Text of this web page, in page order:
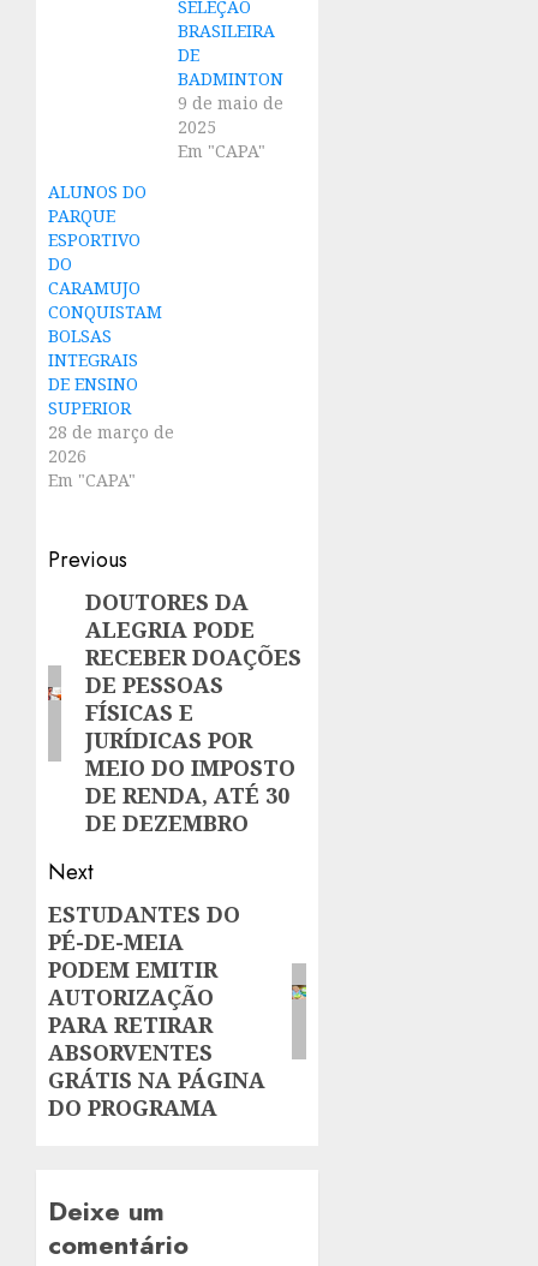
SELEÇÃO
BRASILEIRA
DE
BADMINTON
9 de maio de
2025
Em "CAPA"
ALUNOS DO
PARQUE
ESPORTIVO
DO
CARAMUJO
CONQUISTAM
BOLSAS
INTEGRAIS
DE ENSINO
SUPERIOR
28 de março de
2026
Em "CAPA"
Post
navigation
Previous
Previous
post:
DOUTORES DA
ALEGRIA PODE
RECEBER DOAÇÕES
DE PESSOAS
FÍSICAS E
JURÍDICAS POR
MEIO DO IMPOSTO
DE RENDA, ATÉ 30
DE DEZEMBRO
Next
Next
post:
ESTUDANTES DO
PÉ-DE-MEIA
PODEM EMITIR
AUTORIZAÇÃO
PARA RETIRAR
ABSORVENTES
GRÁTIS NA PÁGINA
DO PROGRAMA
Deixe um
comentário